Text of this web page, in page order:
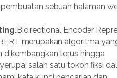
sebuah halaman
Bidirectional Encoder
merupakan algoritma
dikembangkan terus hingga
salah satu tokoh fiksi